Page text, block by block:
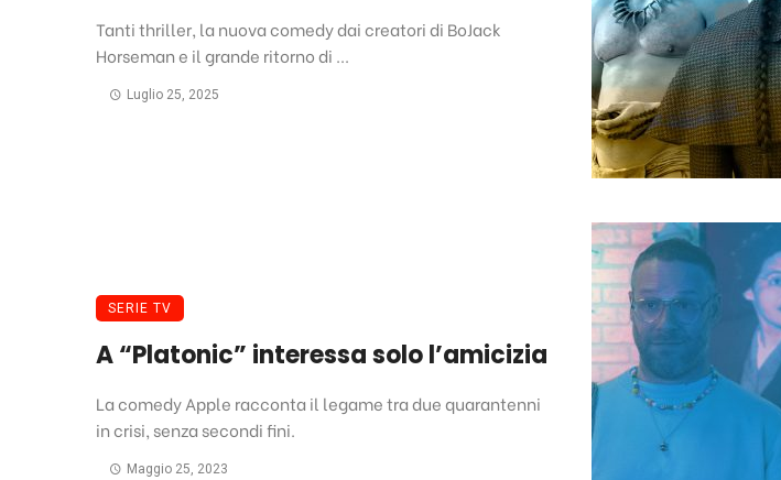
Tanti thriller, la nuova comedy dai creatori di BoJack
Horseman e il grande ritorno di ...
Luglio 25, 2025
SERIE TV
A “Platonic” interessa solo l’amicizia
La comedy Apple racconta il legame tra due quarantenni
in crisi, senza secondi fini.
Maggio 25, 2023